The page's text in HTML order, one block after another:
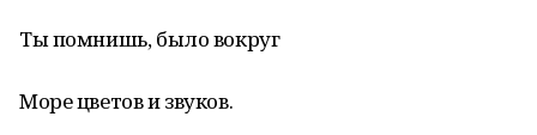
Ты помнишь, было вокруг
Море цветов и звуков.